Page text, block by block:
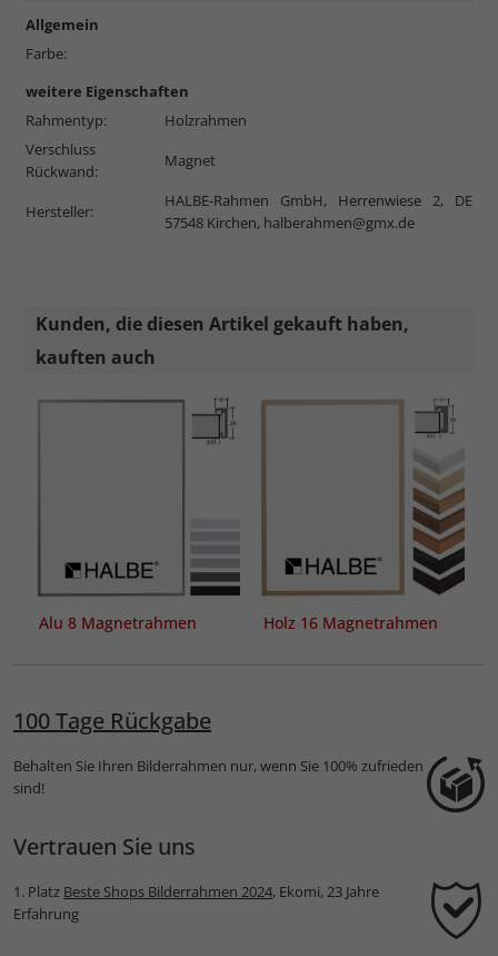
Allgemein
Farbe:
weitere Eigenschaften
Rahmentyp:
Holzrahmen
Verschluss
Rückwand:
Magnet
Hersteller:
HALBE-Rahmen GmbH, Herrenwiese 2, DE
57548 Kirchen, halberahmen@gmx.de
Kunden, die diesen Artikel gekauft haben,
kauften auch
Alu 8 Magnetrahmen Holz 16 Magnetrahmen
100 Tage Rückgabe
Behalten Sie Ihren Bilderrahmen nur, wenn Sie 100% zufrieden
sind!
Vertrauen Sie uns
1. Platz Beste Shops Bilderrahmen 2024, Ekomi, 23 Jahre
Erfahrung